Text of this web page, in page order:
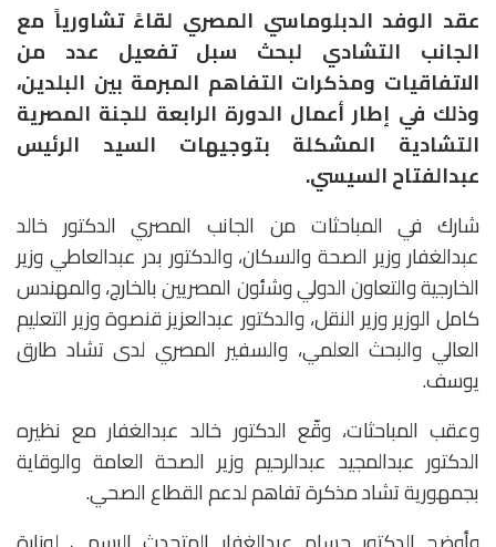
عقد الوفد الدبلوماسي المصري لقاءً تشاورياً مع
الجانب التشادي لبحث سبل تفعيل عدد من
الاتفاقيات ومذكرات التفاهم المبرمة بين البلدين،
وذلك في إطار أعمال الدورة الرابعة للجنة المصرية
التشادية المشكلة بتوجيهات السيد الرئيس
عبدالفتاح السيسي.
شارك في المباحثات من الجانب المصري الدكتور خالد
عبدالغفار وزير الصحة والسكان، والدكتور بدر عبدالعاطي وزير
الخارجية والتعاون الدولي وشئون المصريين بالخارج، والمهندس
كامل الوزير وزير النقل، والدكتور عبدالعزيز قنصوة وزير التعليم
العالي والبحث العلمي، والسفير المصري لدى تشاد طارق
يوسف.
وعقب المباحثات، وقّع الدكتور خالد عبدالغفار مع نظيره
الدكتور عبدالمجيد عبدالرحيم وزير الصحة العامة والوقاية
بجمهورية تشاد مذكرة تفاهم لدعم القطاع الصحي.